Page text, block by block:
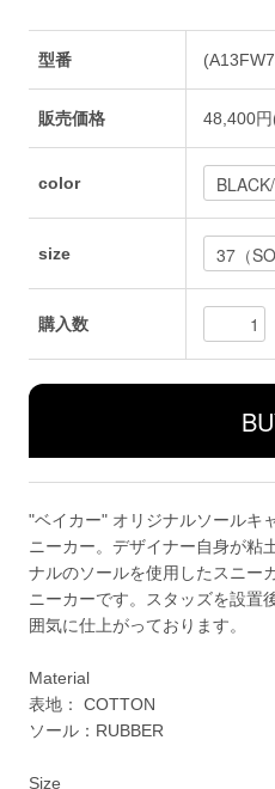
型番
販売価格 48,400
color
size
購入数
"ベイカー" オリジナルソールキ
ニーカー。デザイナー自身が粘
ナルのソールを使用したスニー
ニーカーです。スタッズを設置
囲気に仕上がっております。
Material
表地： COTTON
ソール：RUBBER
Size